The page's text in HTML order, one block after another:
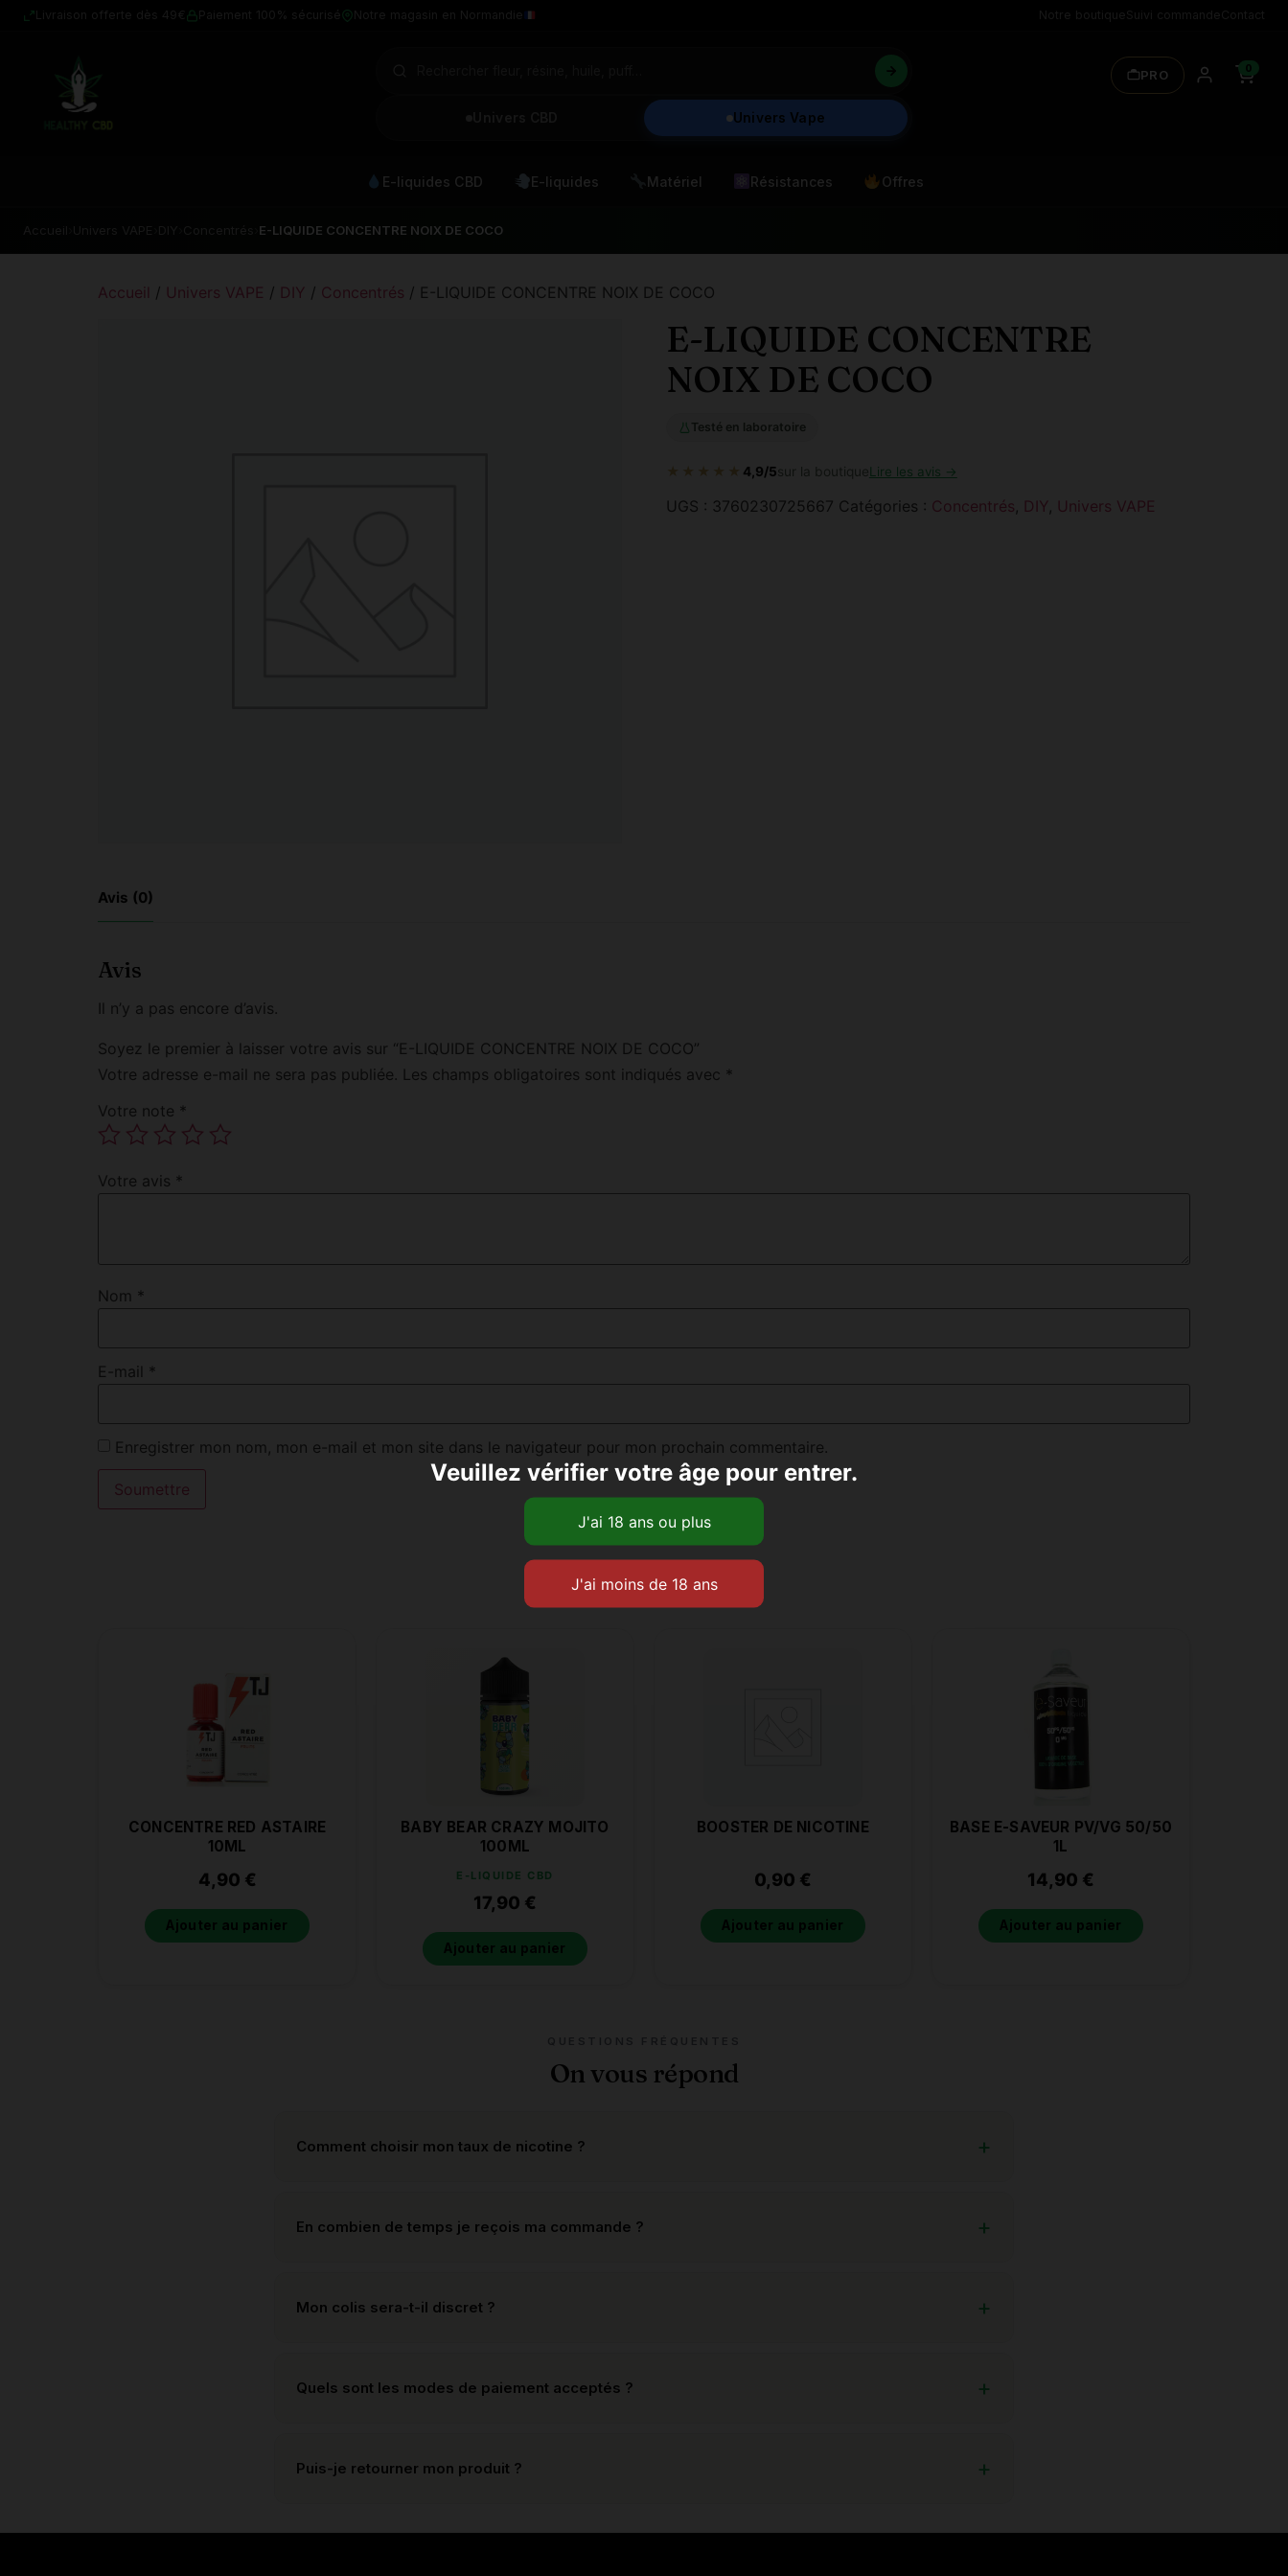
Univers Vape
PRO 0
E-liquides CBD E-liquides Matériel Résistances Offres
E-LIQUIDE CONCENTRE NOIX DE COCO
Accueil / Univers VAPE / DIY / Concentrés / E-LIQUIDE CONCENTRE NOIX DE COCO
E-LIQUIDE CONCENTRE
NOIX DE COCO
Testé en laboratoire
★★★★★ 4,9/5sur la boutiqueLire les avis →
UGS : 3760230725667 Catégories : Concentrés, DIY, Univers VAPE
Avis (0)
Avis
Il n’y a pas encore d’avis.
Soyez le premier à laisser votre avis sur “E-LIQUIDE CONCENTRE NOIX DE COCO”
Votre adresse e-mail ne sera pas publiée. Les champs obligatoires sont indiqués avec *
Votre note *
Votre avis *
Nom *
E-mail *
Enregistrer mon nom, mon e-mail et mon site dans le navigateur pour mon prochain commentaire.
Produits similaires
CONCENTRE RED ASTAIRE
10ML
4,90 €
Ajouter au panier
BABY BEAR CRAZY MOJITO
100ML
E-LIQUIDE CBD
17,90 €
Ajouter au panier
BOOSTER DE NICOTINE
0,90 €
Ajouter au panier
BASE E-SAVEUR PV/VG 50/50
1L
14,90 €
Ajouter au panier
On vous répond
Comment choisir mon taux de nicotine ?
En combien de temps je reçois ma commande ?
Mon colis sera-t-il discret ?
Quels sont les modes de paiement acceptés ?
Puis-je retourner mon produit ?
Veuillez vérifier votre âge pour entrer.